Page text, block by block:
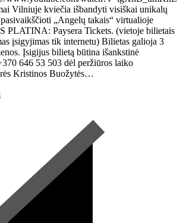
Vilniuje kviečia išbandyti visiškai unikalų
„Angelų takais“ virtualioje
PLATINA: Paysera Tickets. (vietoje bilietais
įsigyjimas tik internetu) Bilietas galioja 3
Įsigijus bilietą būtina išankstinė
646 53 503 dėl peržiūros laiko
Kristinos Buožytės…